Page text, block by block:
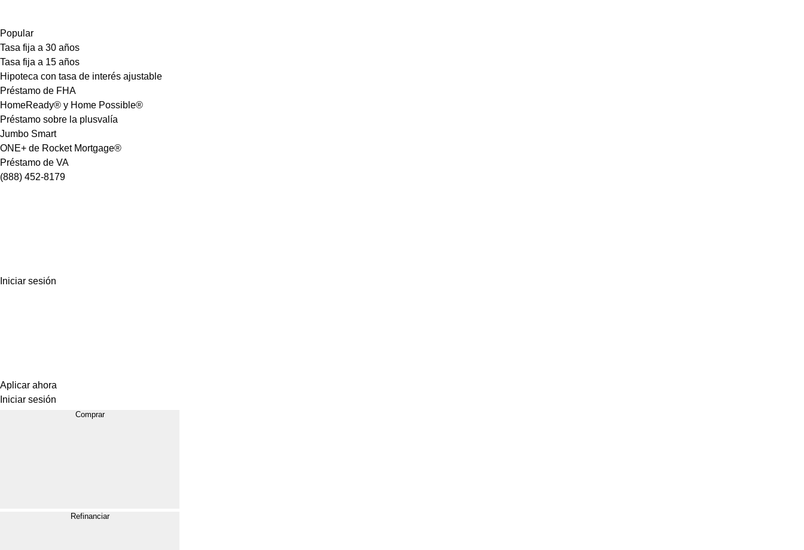
Popular
Tasa fija a 30 años
Tasa fija a 15 años
Hipoteca con tasa de interés ajustable
Préstamo de FHA
HomeReady® y Home Possible®
Préstamo sobre la plusvalía
Jumbo Smart
ONE+ de Rocket Mortgage®
Préstamo de VA
(888) 452-8179
Iniciar sesión
Aplicar ahora
Iniciar sesión
Comprar
Refinanciar